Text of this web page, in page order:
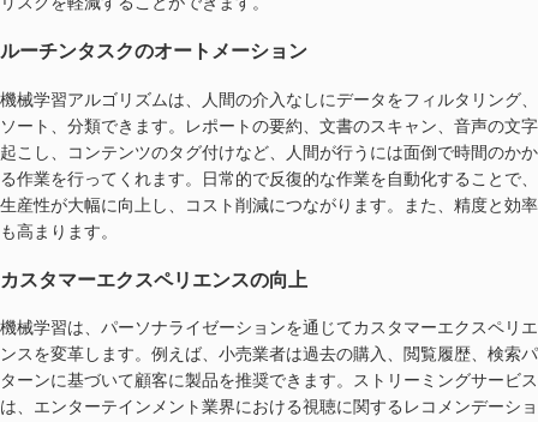
ルーチンタスクのオートメーション
機械学習アルゴリズムは、人間の介入なしにデータをフィルタリング、
ソート、分類できます。レポートの要約、文書のスキャン、音声の文字
起こし、コンテンツのタグ付けなど、人間が行うには面倒で時間のかか
る作業を行ってくれます。日常的で反復的な作業を自動化することで、
生産性が大幅に向上し、コスト削減につながります。また、精度と効率
も高まります。
カスタマーエクスペリエンスの向上
機械学習は、パーソナライゼーションを通じてカスタマーエクスペリエ
ンスを変革します。例えば、小売業者は過去の購入、閲覧履歴、検索パ
ターンに基づいて顧客に製品を推奨できます。ストリーミングサービス
は、エンターテインメント業界における視聴に関するレコメンデーショ